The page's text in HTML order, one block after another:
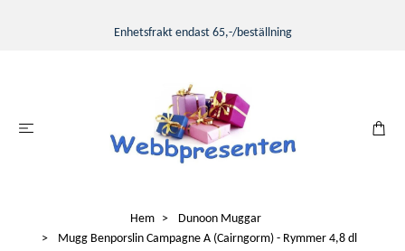
Enhetsfrakt endast 65,-/beställning
Hem
Dunoon Muggar
Mugg Benporslin Campagne A (Cairngorm) - Rymmer 4,8 dl